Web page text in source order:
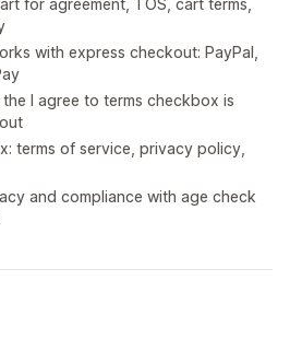
for agreement, TOS, cart terms,
with express checkout: PayPal,
I agree to terms checkbox is
terms of service, privacy policy,
and compliance with age check